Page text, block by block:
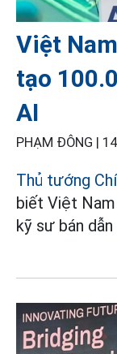
Việt
tạo
AI
PHẠM ĐÔNG |
Thủ tướng
biết Việt
kỹ sư bán